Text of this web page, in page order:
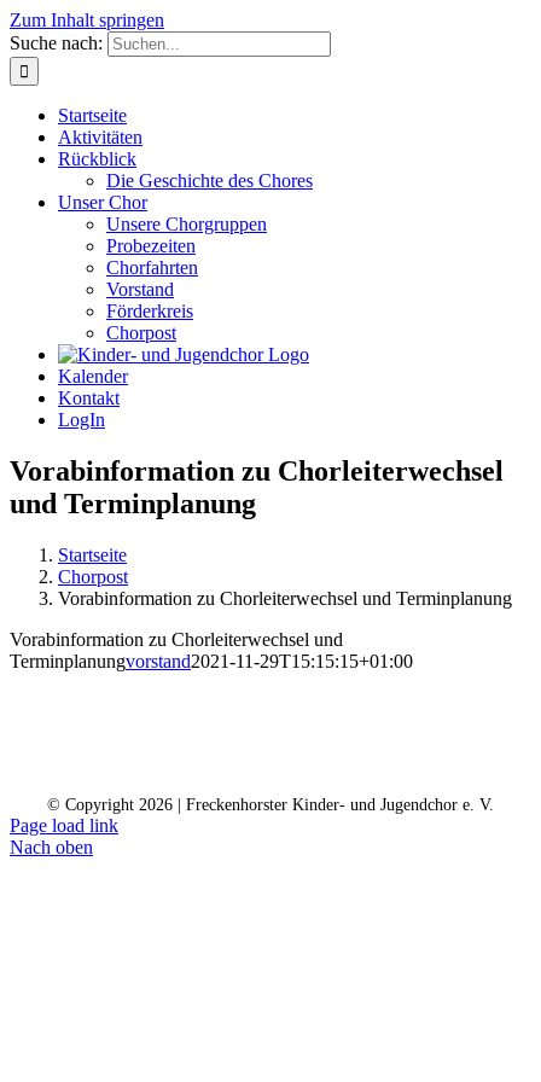
Zum Inhalt springen
Suche nach:
Startseite
Aktivitäten
Rückblick
Die Geschichte des Chores
Unser Chor
Unsere Chorgruppen
Probezeiten
Chorfahrten
Vorstand
Förderkreis
Chorpost
Kalender
Kontakt
LogIn
Vorabinformation zu Chorleiterwechsel
und Terminplanung
Startseite
Chorpost
Vorabinformation zu Chorleiterwechsel und Terminplanung
Vorabinformation zu Chorleiterwechsel und
Terminplanungvorstand2021-11-29T15:15:15+01:00
© Copyright 2026 | Freckenhorster Kinder- und Jugendchor e. V.
Page load link
Nach oben